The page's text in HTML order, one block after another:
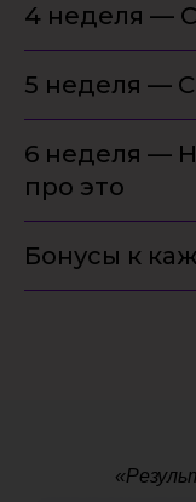
4 неделя —
5 неделя —
6 неделя —
про это
Бонусы к